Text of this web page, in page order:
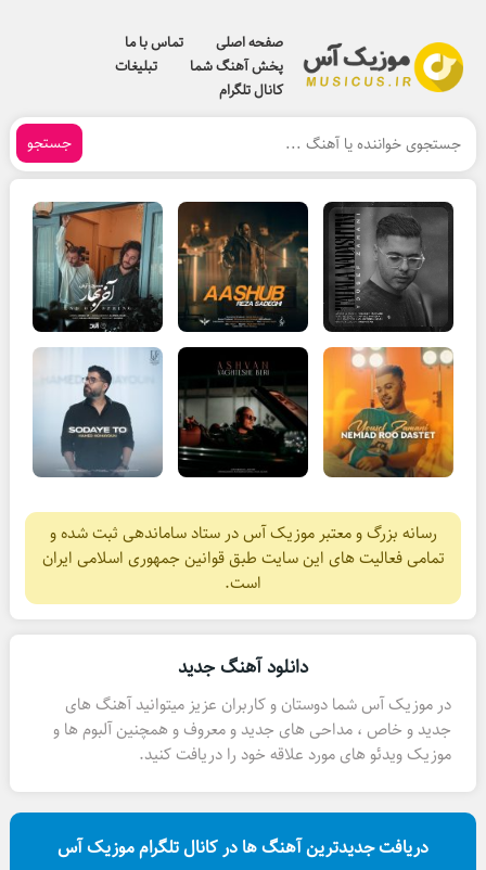
صفحه اصلی
تماس با ما
پخش آهنگ شما
تبلیغات
کانال تلگرام
جستجو
رسانه بزرگ و معتبر موزیک آس در ستاد ساماندهی ثبت شده و
تمامی فعالیت های این سایت طبق قوانین جمهوری اسلامی ایران
است.
دانلود آهنگ جدید
در موزیک آس شما دوستان و کاربران عزیز میتوانید آهنگ های
جدید و خاص ، مداحی های جدید و معروف و همچنین آلبوم ها و
موزیک ویدئو های مورد علاقه خود را دریافت کنید.
دریافت جدیدترین آهنگ ها در کانال تلگرام موزیک آس